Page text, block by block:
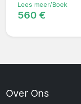
Lees meer/Boek
560 €
Over Ons